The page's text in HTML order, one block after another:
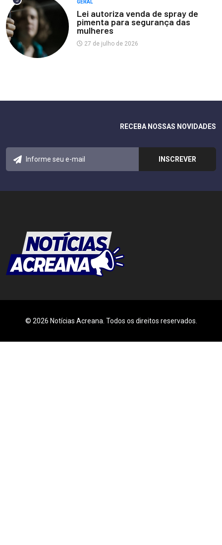
GERAL
Lei autoriza venda de spray de
pimenta para segurança das
mulheres
27 de julho de 2026
RECEBA NOSSAS NOVIDADES
© 2026 Notícias Acreana. Todos os direitos reservados.